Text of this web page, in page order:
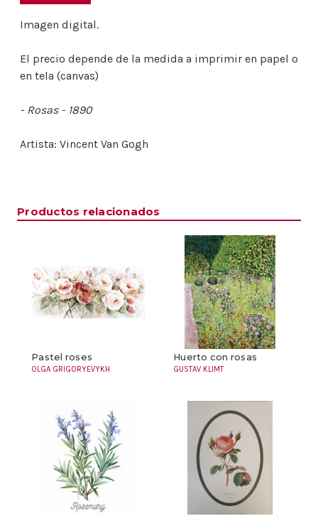
Imagen digital.
El precio depende de la medida a imprimir en papel o
en tela (canvas)
- Rosas - 1890
Artista: Vincent Van Gogh
Productos relacionados
Pastel roses
OLGA GRIGORYEVYKH
Huerto con rosas
GUSTAV KLIMT